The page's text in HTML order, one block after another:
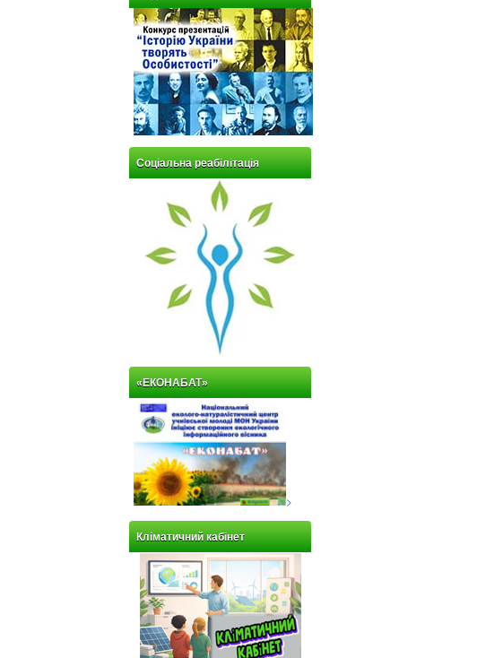
Соціальна реабілітація
«ЕКОНАБАТ»
>
Кліматичний кабінет